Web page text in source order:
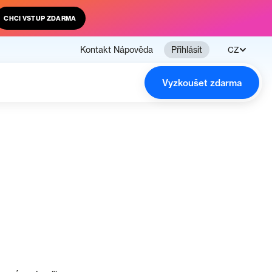
CHCI VSTUP ZDARMA
Kontakt Nápověda Přihlásit CZ
Vyzkoušet zdarma